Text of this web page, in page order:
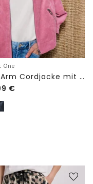
One
3/4 Arm Cordjacke mit Hemdkragen
€